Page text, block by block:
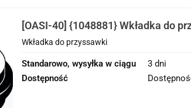
[OASI-40] {1048881} Wkładka do
Wkładka do przyssawki
Standarowo, wysyłka w ciągu
3 dni
Dostępność